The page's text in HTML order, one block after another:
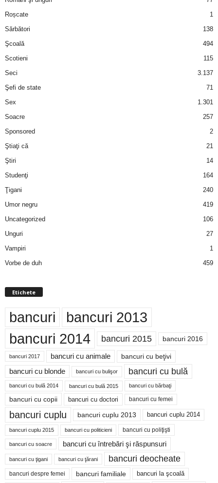
Roșcate
1
Sărbători
138
Şcoală
494
Scotieni
115
Seci
3.137
Şefi de state
71
Sex
1.301
Soacre
257
Sponsored
2
Ştiaţi că
21
Ştiri
14
Studenţi
164
Ţigani
240
Umor negru
419
Uncategorized
106
Unguri
27
Vampiri
1
Vorbe de duh
459
Etichete
bancuri bancuri 2013
bancuri 2014 bancuri 2015 bancuri 2016
bancuri 2017 bancuri cu animale bancuri cu beţivi
bancuri cu blonde bancuri cu bulişor bancuri cu bulă
bancuri cu bulă 2014 bancuri cu bulă 2015 bancuri cu bărbaţi
bancuri cu copii bancuri cu doctori bancuri cu femei
bancuri cuplu bancuri cuplu 2013 bancuri cuplu 2014
bancuri cuplu 2015 bancuri cu politicieni bancuri cu poliţişti
bancuri cu soacre bancuri cu întrebări şi răspunsuri
bancuri cu ţigani bancuri cu ţărani bancuri deocheate
bancuri despre femei bancuri familiale bancuri la şcoală